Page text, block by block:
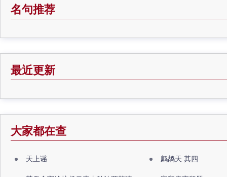
名句推荐
最近更新
大家都在查
天上谣 鹧鸪天 其四